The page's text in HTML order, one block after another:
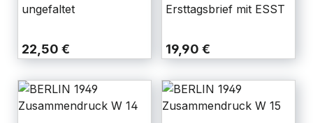
ungefaltet
22,50 €
Ersttagsbrief mit ESST
19,90 €